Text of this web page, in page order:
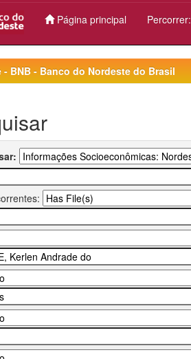
Página principal Percorrer:
- BNB - Banco do Nordeste do Brasil